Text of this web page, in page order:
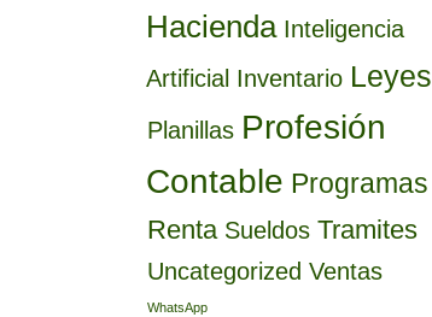
Hacienda Inteligencia
Artificial Inventario Leyes
Planillas Profesión
Contable Programas
Renta Sueldos Tramites
Uncategorized Ventas
WhatsApp